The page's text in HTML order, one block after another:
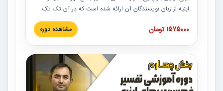
ابنیه از زبان نویسندگان آن ارائه شده است که در آن تک تک
ردیف ها و مطالب فهرست بها تفسیر و ارائه شده است. این
دوره به صورت کامل تصویری بوده و به همراه تصاویر عملیات
دوره با کلام مهندس علیرضاحسین‌زاده مدیر پروژه مهندسی
مشاور در امر بازنگری فهرست بها رشته ابنیه ارائه شده و به تمام
همکارانی که در حوزه صنعت ساخت در حال فعالیت هستند حتما
توصیه می کنیم از مطالب این دوره استفاده نمایند.
1575000 تومان مشاهده دوره